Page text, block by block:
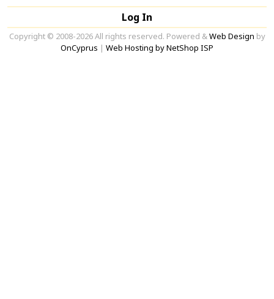
Log In
Copyright © 2008-2026 All rights reserved. Powered &Web Design by
OnCyprus | Web Hosting by NetShop ISP